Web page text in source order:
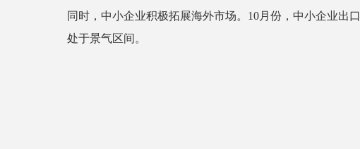
同时，中小企业积极拓展海外市场。10月份，中小企业出
处于景气区间。